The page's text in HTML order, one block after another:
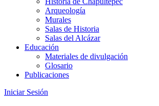
Arqueología
Murales
Salas de Historia
Salas del Alcázar
Educación
Materiales de divulgación
Glosario
Publicaciones
Iniciar Sesión